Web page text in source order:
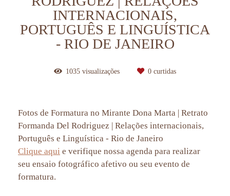
INTERNACIONAIS,
PORTUGUÊS E LINGUÍSTICA
- RIO DE JANEIRO
1035 visualizações 0 curtidas
Fotos de Formatura no Mirante Dona Marta | Retrato
Formanda Del Rodriguez | Relações internacionais,
Português e Linguística - Rio de Janeiro
Clique aqui e verifique nossa agenda para realizar
seu ensaio fotográfico afetivo ou seu evento de
formatura.